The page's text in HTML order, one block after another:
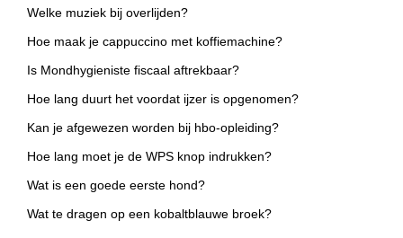
Welke muziek bij overlijden?
Hoe maak je cappuccino met koffiemachine?
Is Mondhygieniste fiscaal aftrekbaar?
Hoe lang duurt het voordat ijzer is opgenomen?
Kan je afgewezen worden bij hbo-opleiding?
Hoe lang moet je de WPS knop indrukken?
Wat is een goede eerste hond?
Wat te dragen op een kobaltblauwe broek?